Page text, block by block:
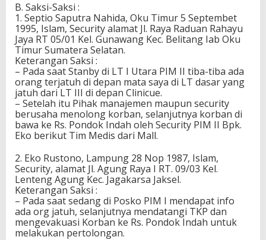
B. Saksi-Saksi :
1. Septio Saputra Nahida, Oku Timur 5 Septembet
1995, Islam, Security alamat Jl. Raya Raduan Rahayu
Jaya RT 05/01 Kel. Gunawang Kec. Belitang Iab Oku
Timur Sumatera Selatan.
Keterangan Saksi :
– Pada saat Stanby di LT I Utara PIM II tiba-tiba ada
orang terjatuh di depan mata saya di LT dasar yang
jatuh dari LT III di depan Clinicue.
– Setelah itu Pihak manajemen maupun security
berusaha menolong korban, selanjutnya korban di
bawa ke Rs. Pondok Indah oleh Security PIM II Bpk.
Eko berikut Tim Medis dari Mall.
2. Eko Rustono, Lampung 28 Nop 1987, Islam,
Security, alamat Jl. Agung Raya I RT. 09/03 Kel.
Lenteng Agung Kec. Jagakarsa Jaksel.
Keterangan Saksi :
– Pada saat sedang di Posko PIM I mendapat info
ada org jatuh, selanjutnya mendatangi TKP dan
mengevakuasi Korban ke Rs. Pondok Indah untuk
melakukan pertolongan.